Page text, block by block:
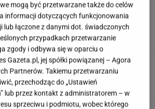
polskie seriale? Tym razem pytamy
piosenki z czołówek
kilka dni "uwięziony" w bilboardzie
nad ziemią. "Utknąłem tu"
mogą być przetwarzane także do celów
informacji dotyczących funkcjonowania
lub łączone z danymi dot. świadczonych
przypadkach przetwarzanie
zgody i odbywa się w oparciu o
Gazeta.pl, jej spółki powiązanej – Agora
Partnerów. Takiemu przetwarzaniu
przechodząc do „Ustawień
lub przez kontakt z administratorem – w
sprzeciwu i podmiotu, wobec którego